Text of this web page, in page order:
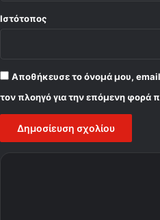
Ιστότοπος
Αποθήκευσε το όνομά μου,
τον πλοηγό για την επόμενη φορά